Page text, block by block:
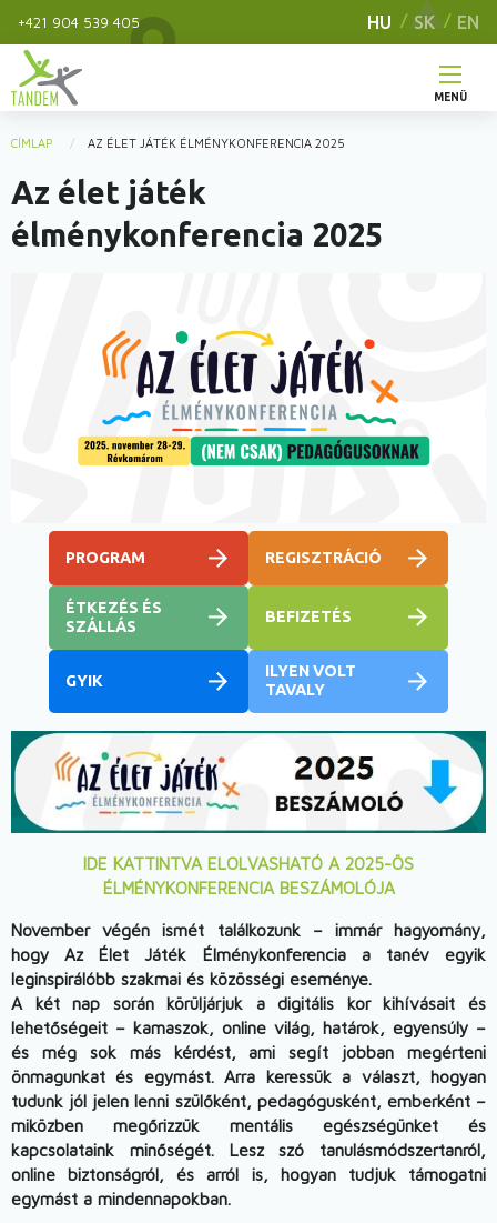
tartalomra
+421 904 539 405 HU SK EN
Main
navigation
MENÜ
are
here
CÍMLAP AZ ÉLET JÁTÉK ÉLMÉNYKONFERENCIA 2025
Az élet játék
élménykonferencia 2025
PROGRAM REGISZTRÁCIÓ
ÉTKEZÉS ÉS
SZÁLLÁS
BEFIZETÉS
GYIK
ILYEN VOLT
TAVALY
IDE KATTINTVA ELOLVASHATÓ A 2025-ÖS
ÉLMÉNYKONFERENCIA BESZÁMOLÓJA
November végén ismét találkozunk – immár hagyomány,
hogy Az Élet Játék Élménykonferencia a tanév egyik
leginspirálóbb szakmai és közösségi eseménye.
A két nap során körüljárjuk a digitális kor kihívásait és
lehetőségeit – kamaszok, online világ, határok, egyensúly –
és még sok más kérdést, ami segít jobban megérteni
önmagunkat és egymást. Arra keressük a választ, hogyan
tudunk jól jelen lenni szülőként, pedagógusként, emberként –
miközben megőrizzük mentális egészségünket és
kapcsolataink minőségét. Lesz szó tanulásmódszertanról,
online biztonságról, és arról is, hogyan tudjuk támogatni
egymást a mindennapokban.